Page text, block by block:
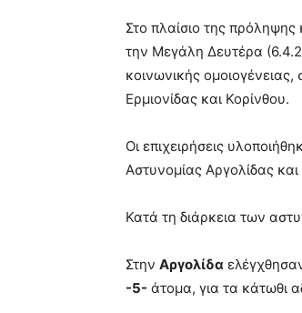
Στο πλαίσιο της
την Μεγάλη Δευτέρα
κοινωνικής
Ερμιονίδας και Κορίνθου.
Οι επιχειρήσεις
Αστυνομίας Αργολίδας και
Κατά τη διάρκεια των
Στην Αργολίδα
-5- άτομα, για τα κάτωθι